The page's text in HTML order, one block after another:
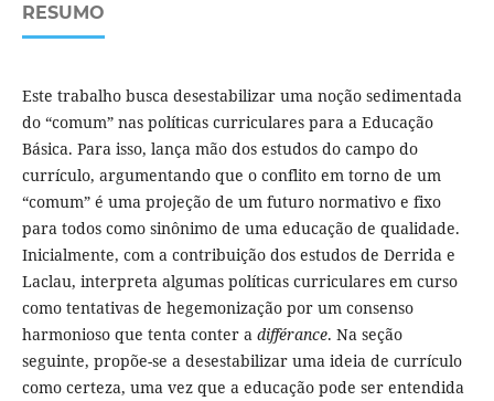
RESUMO
Este trabalho busca desestabilizar uma noção sedimentada
do “comum” nas políticas curriculares para a Educação
Básica. Para isso, lança mão dos estudos do campo do
currículo, argumentando que o conflito em torno de um
“comum” é uma projeção de um futuro normativo e fixo
para todos como sinônimo de uma educação de qualidade.
Inicialmente, com a contribuição dos estudos de Derrida e
Laclau, interpreta algumas políticas curriculares em curso
como tentativas de hegemonização por um consenso
harmonioso que tenta conter a différance. Na seção
seguinte, propõe-se a desestabilizar uma ideia de currículo
como certeza, uma vez que a educação pode ser entendida